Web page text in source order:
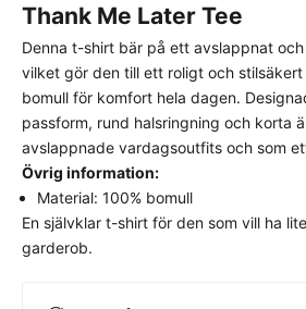
Normal passform
Detta plagg har en klassisk,
följer kroppens naturliga linjer
stramt eller för löst.Välj din
bästa komfort och avsedda look.
Thank Me Later Tee
Denna t-shirt bär på ett avslappnat
vilket gör den till ett roligt och
bomull för komfort hela dagen.
passform, rund halsringning och korta
avslappnade vardagsoutfits och som
Övrig information:
Material: 100% bomull
En självklar t-shirt för den som vill ha
garderob.